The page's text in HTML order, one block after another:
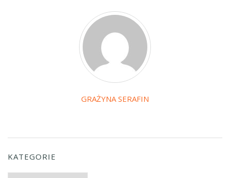
GRAŻYNA SERAFIN
KATEGORIE